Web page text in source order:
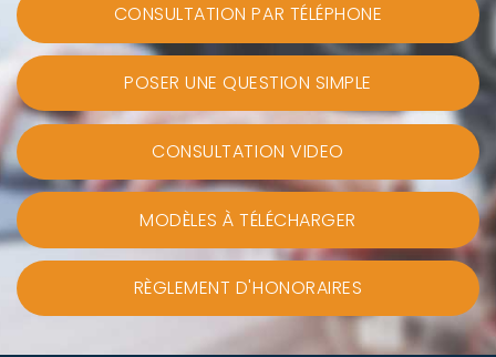
CONSULTATION PAR TÉLÉPHONE
POSER UNE QUESTION SIMPLE
CONSULTATION VIDEO
MODÈLES À TÉLÉCHARGER
RÈGLEMENT D'HONORAIRES